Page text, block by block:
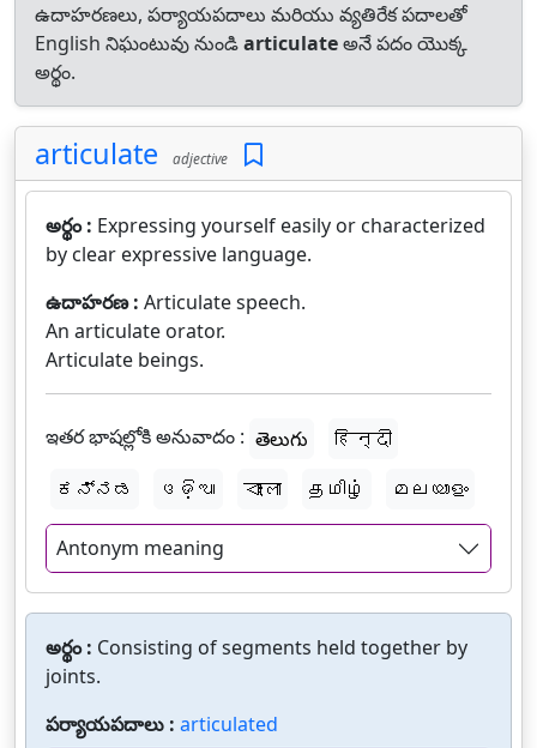
ఉదాహరణలు, పర్యాయపదాలు మరియు వ్యతిరేక పదాలతో
English నిఘంటువు నుండిarticulateఅనే పదం యొక్క
అర్థం.
articulate adjective
అర్థం : Expressing yourself easily or characterized
by clear expressive language.
ఉదాహరణ : Articulate speech.
An articulate orator.
Articulate beings.
ఇతర భాషల్లోకి అనువాదం : తెలుగు
हिन्दी
ಕನ್ನಡ
ଓଡ଼ିଆ বাংলা தமிழ் മലയാളം
Antonym meaning
అర్థం : Consisting of segments held together by
joints.
పర్యాయపదాలు : articulated